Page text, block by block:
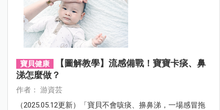
寶貝健康
【圖解教學】流感備戰！寶寶卡痰、鼻
涕怎麼做？
作者： 游資芸
（2025.05.12更新）「寶貝不會咳痰、擤鼻涕，一場感冒拖